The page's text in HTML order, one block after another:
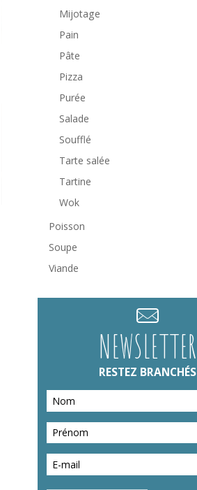
Mijotage
Pain
Pâte
Pizza
Purée
Salade
Soufflé
Tarte salée
Tartine
Wok
Poisson
Soupe
Viande
NEWSLETTER
RESTEZ BRANCHÉS